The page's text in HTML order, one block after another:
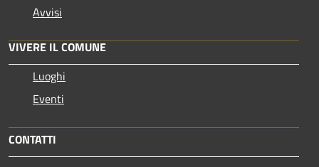
Avvisi
VIVERE IL COMUNE
Luoghi
Eventi
CONTATTI